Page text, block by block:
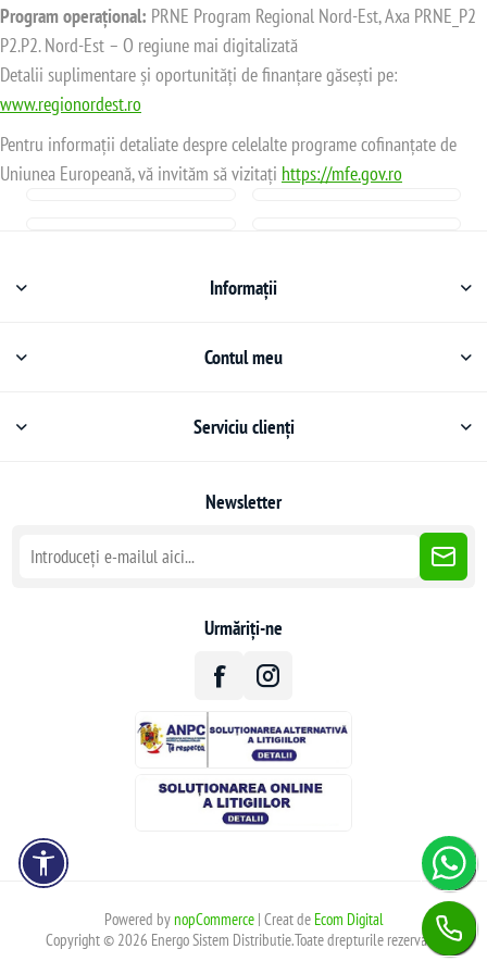
Program operațional: PRNE Program Regional Nord-Est, Axa PRNE_P2
P2.P2. Nord-Est – O regiune mai digitalizată
Detalii suplimentare și oportunități de finanțare găsești pe:
www.regionordest.ro
Pentru informații detaliate despre celelalte programe cofinanțate de
Uniunea Europeană, vă invităm să vizitați https://mfe.gov.ro
Informații
Contul meu
Serviciu clienți
Newsletter
Urmăriți-ne
Powered bynopCommerce| Creat de Ecom Digital
Copyright © 2026 Energo Sistem Distributie.Toate drepturile rezervate.